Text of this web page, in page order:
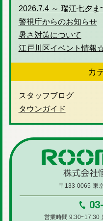
2026.7.4 ～ 瑞江七夕ま
警視庁からのお知らせ
暑さ対策について
江戸川区イベント情報
カ
スタッフブログ
タウンガイド
〒133-0065 東
営業時間 9:30~17:30